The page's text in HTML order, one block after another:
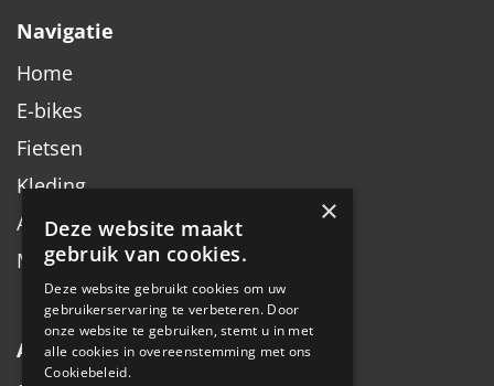
Navigatie
Home
E-bikes
Fietsen
Kleding
Accessoires
Merken
Algemeen
×
Deze website maakt
gebruik van cookies.
Deze website gebruikt cookies om uw
gebruikerservaring te verbeteren. Door
onze website te gebruiken, stemt u in met
alle cookies in overeenstemming met ons
Cookiebeleid.